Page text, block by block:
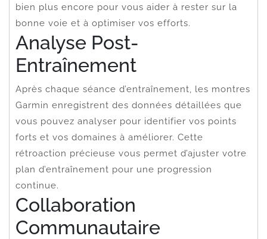
bien plus encore pour vous aider à rester sur la
bonne voie et à optimiser vos efforts.
Analyse Post-
Entraînement
Après chaque séance d’entraînement, les montres
Garmin enregistrent des données détaillées que
vous pouvez analyser pour identifier vos points
forts et vos domaines à améliorer. Cette
rétroaction précieuse vous permet d’ajuster votre
plan d’entraînement pour une progression
continue.
Collaboration
Communautaire